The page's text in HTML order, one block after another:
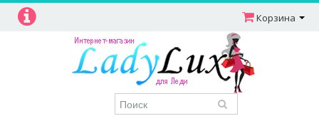
Корзина